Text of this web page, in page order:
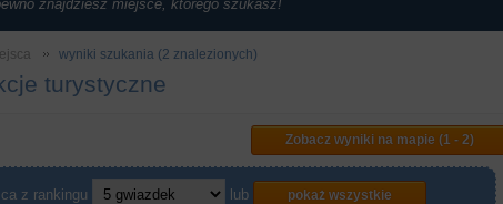
znajdziesz miejsce, którego szukasz!
wyniki szukania (2 znalezionych)
turystyczne
Zobacz wyniki na mapie (1 - 2)
z rankingu lub pokaż wszystkie